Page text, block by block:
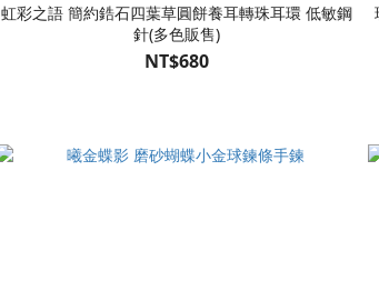
虹彩之語 簡約鋯石四葉草圓餅養耳轉珠耳環 低敏鋼
針(多色販售)
NT$680